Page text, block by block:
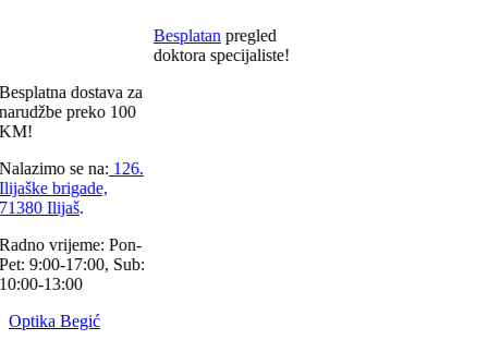
Besplatan pregled
doktora specijaliste!
dostava za
preko 100
se na: 126.
brigade,
Ilijaš.
vrijeme: Pon-
9:00-17:00, Sub:
13:00
Optika Begić